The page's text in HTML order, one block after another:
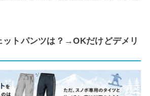
ットパンツは？→OKだけどデメリ